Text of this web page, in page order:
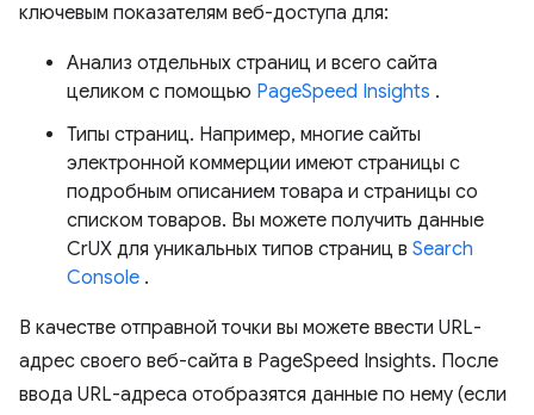
ключевым показателям веб-доступа для:
Анализ отдельных страниц и всего сайта
целиком с помощью PageSpeed ​​Insights .
Типы страниц. Например, многие сайты
электронной коммерции имеют страницы с
подробным описанием товара и страницы со
списком товаров. Вы можете получить данные
CrUX для уникальных типов страниц в Search
Console .
В качестве отправной точки вы можете ввести URL-
адрес своего веб-сайта в PageSpeed ​​Insights. После
ввода URL-адреса отобразятся данные по нему (если